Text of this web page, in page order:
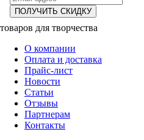
ПОЛУЧИТЬ СКИДКУ
товаров для творчества
О компании
Оплата и доставка
Прайс-лист
Новости
Статьи
Отзывы
Партнерам
Контакты